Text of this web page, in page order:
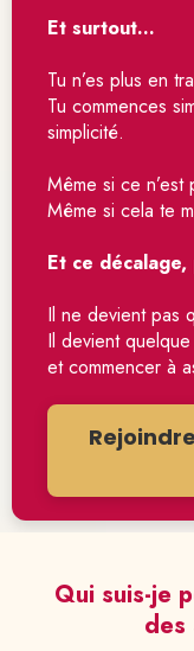
Et surtout…
Tu n’es plus en
Tu commences
simplicité.
Même si ce n’est
Même si cela te
Et ce
Il ne devient pas
Il devient
et commencer à
Qui suis-je
des